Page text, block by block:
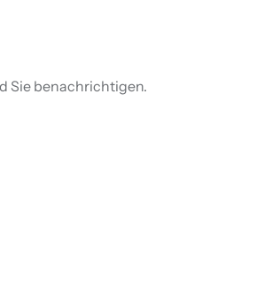
Sie benachrichtigen.